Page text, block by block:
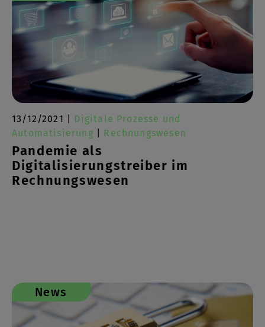
13/12/2021 | Digitale Prozesse und
Automatisierung
Rechnungswesen
Pandemie als
Digitalisierungstreiber im
Rechnungswesen
News